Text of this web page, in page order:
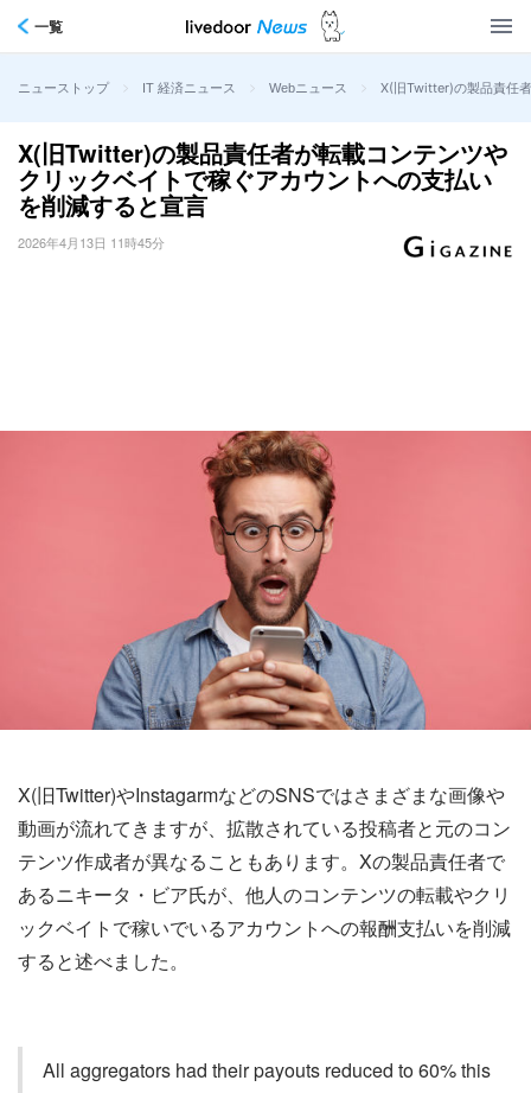
一覧
ニューストップ > IT 経済ニュース > Webニュース > X(旧Twitter)の製品責任
X(旧Twitter)の製品責任者が転載コンテンツや
クリックベイトで稼ぐアカウントへの支払い
を削減すると宣言
2026年4月13日 11時45分
X(旧Twitter)やInstagarmなどのSNSではさまざまな画像や
動画が流れてきますが、拡散されている投稿者と元のコン
テンツ作成者が異なることもあります。Xの製品責任者で
あるニキータ・ビア氏が、他人のコンテンツの転載やクリ
ックベイトで稼いでいるアカウントへの報酬支払いを削減
すると述べました。
All aggregators had their payouts reduced to 60% this